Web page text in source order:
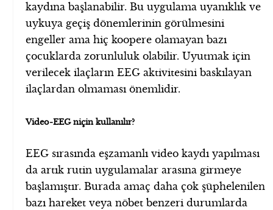
kaydına başlanabilir. Bu uygulama uyanıklık ve
uykuya geçiş dönemlerinin görülmesini
engeller ama hiç koopere olamayan bazı
çocuklarda zorunluluk olabilir. Uyutmak için
verilecek ilaçların EEG aktivitesini baskılayan
ilaçlardan olmaması önemlidir.
Video-EEG niçin kullanılır?
EEG sırasında eşzamanlı video kaydı yapılması
da artık rutin uygulamalar arasına girmeye
başlamıştır. Burada amaç daha çok şüphelenilen
bazı hareket veya nöbet benzeri durumlarda